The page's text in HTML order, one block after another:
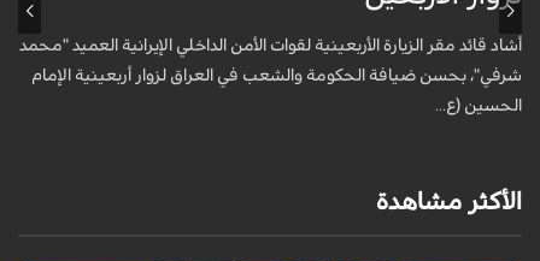
أشاد قائد مقر الزيارة الأربعينية لقوات الأمن الداخلي الإيرانية العميد "محمد
شرفي"، بحسن ضيافة الحكومة والشعب في العراق لزوار أربعينية الإمام
الحسين (ع...
الأكثر مشاهدة